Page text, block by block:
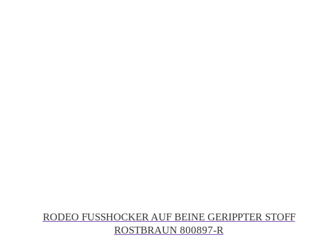
RODEO FUSSHOCKER AUF BEINE GERIPPTER STOFF
ROSTBRAUN 800897-R